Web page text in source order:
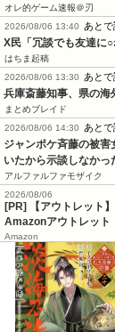
オレ的ゲーム速報＠刃
2026/08/06 13:40 あとで
X民「冗談でも友達に○
はちま起稿
2026/08/06 13:30 あとで
兵庫斎藤知事、県の海
まとめブレイド
2026/08/06 14:30 あとで
ジャンポケ斉藤の被
いたから示談しなかっ
アルファルファモザイク
2026/08/06
[PR] 【アウトレット
Amazonアウトレット
Amazon